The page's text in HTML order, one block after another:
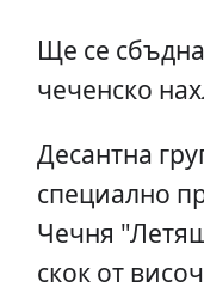
Ще се
чеченско
Десантна
специално
Чечня
скок от